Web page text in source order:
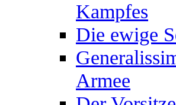
Kampfes
Die ewige
Armee